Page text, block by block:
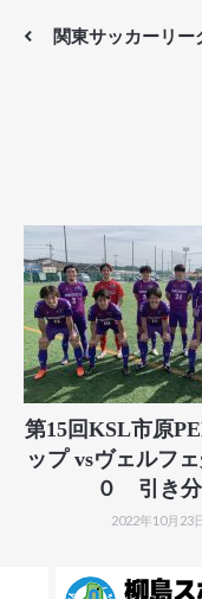
関東サッカーリー
第15回KSL市原
ップ vsヴェルフ
０ 引き
2022年10月23